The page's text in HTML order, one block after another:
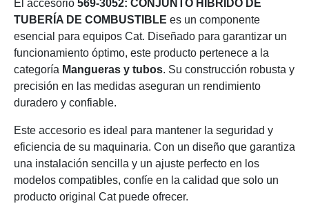
El accesorio 569-3052: CONJUNTO HÍBRIDO DE
TUBERÍA DE COMBUSTIBLE es un componente
esencial para equipos Cat. Diseñado para garantizar un
funcionamiento óptimo, este producto pertenece a la
categoría Mangueras y tubos. Su construcción robusta y
precisión en las medidas aseguran un rendimiento
duradero y confiable.
Este accesorio es ideal para mantener la seguridad y
eficiencia de su maquinaria. Con un diseño que garantiza
una instalación sencilla y un ajuste perfecto en los
modelos compatibles, confíe en la calidad que solo un
producto original Cat puede ofrecer.